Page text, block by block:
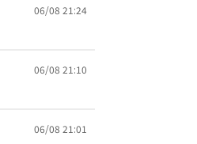
06/08 21:24
06/08 21:10
06/08 21:01